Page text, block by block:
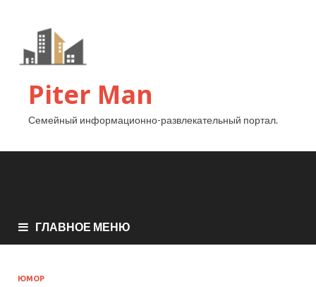
Piter Man
Семейный информационно-развлекательный портал.
ГЛАВНОЕ МЕНЮ
ЮМОР